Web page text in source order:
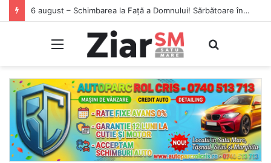
6 august – Schimbarea la Față a Domnului! Sărbătoare în calendarul ortodox
Meniu